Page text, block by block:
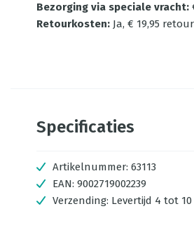
Bezorging via speciale vracht:
Retourkosten: Ja, € 19,95
Specificaties
Artikelnummer: 63113
EAN: 9002719002239
Verzending: Levertijd 4 tot